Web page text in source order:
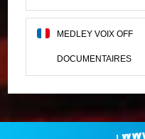
MEDLEY VOIX OFF
DOCUMENTAIRES